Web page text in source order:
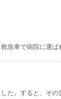
急車で病院に運
た。すると、そ